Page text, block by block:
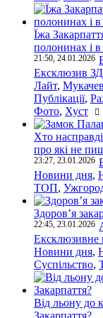
Їжа
полонинах і в
21:50, 24.01.2026
Ексклюзив ЗД
Лайт,
Публікації,
Фото, Хуст
Хто
про які не
23:27, 23.01.2026
Новини дня,
ТОП,
Здоров’я
22:45, 23.01.2026
Ексклюзивне
Новини дня,
Суспільство,
Від льону до
Закарпаття?